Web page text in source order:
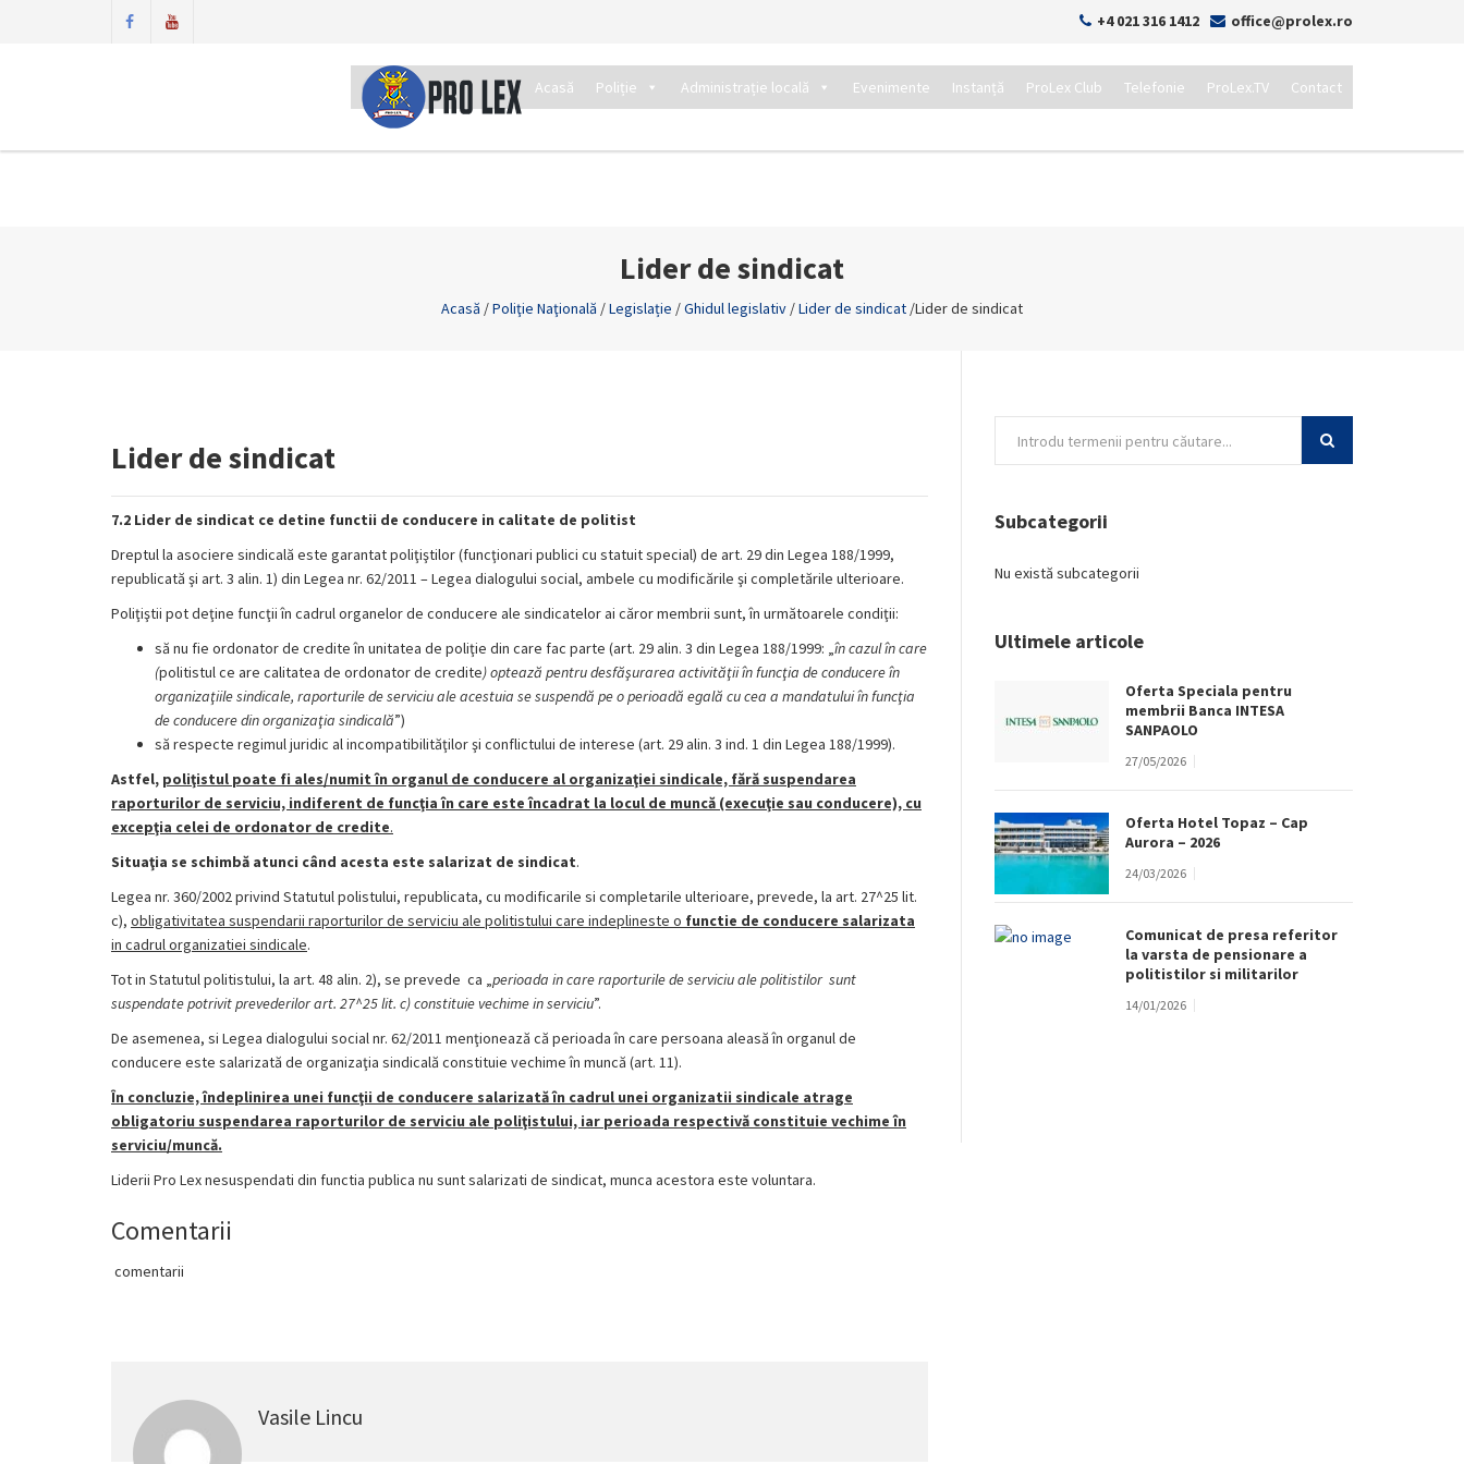
+4 021 316 1412 office@prolex.ro
Acasă Poliție Administrație locală Evenimente Instanță ProLex Club Telefonie ProLex.TV Contact
Lider de sindicat
Acasă /Poliţie Naţională /Legislație /Ghidul legislativ /Lider de sindicat /Lider de sindicat
Lider de sindicat
7.2 Lider de sindicat ce detine functii de conducere in calitate de politist
Dreptul la asociere sindicală este garantat poliţiştilor (funcţionari publici cu statuit special) de art. 29 din Legea 188/1999,
republicată şi art. 3 alin. 1) din Legea nr. 62/2011 – Legea dialogului social, ambele cu modificările şi completările ulterioare.
Poliţiştii pot deţine funcţii în cadrul organelor de conducere ale sindicatelor ai căror membrii sunt, în următoarele condiţii:
să nu fie ordonator de credite în unitatea de poliţie din care fac parte (art. 29 alin. 3 din Legea 188/1999: „în cazul în care
(politistul ce are calitatea de ordonator de credite) optează pentru desfăşurarea activităţii în funcţia de conducere în
organizaţiile sindicale, raporturile deserviciuale acestuia se suspendă pe o perioadă egală cu cea a mandatului în funcţia
de conducere din organizaţia sindicală”)
să respecte regimul juridic al incompatibilităţilor şi conflictului de interese (art. 29 alin. 3 ind. 1 din Legea 188/1999).
Astfel, poliţistul poate fi ales/numit în organul de conducere al organizaţiei sindicale, fără suspendarea
raporturilor de serviciu, indiferent de funcţia în care este încadrat la locul de muncă (execuţie sau conducere), cu
excepţia celei de ordonator de credite.
Situaţia se schimbă atunci când acesta este salarizat de sindicat.
Legea nr. 360/2002 privind Statutul polistului, republicata, cu modificarile si completarile ulterioare, prevede, la art. 27^25 lit.
c), obligativitatea suspendarii raporturilor de serviciu ale politistului care indeplineste o functie de conducere salarizata
in cadrul organizatiei sindicale.
Tot in Statutul politistului, la art. 48 alin. 2), se prevede ca „perioada in care raporturile de serviciu ale politistilor sunt
suspendate potrivit prevederilor art. 27^25 lit. c) constituie vechime in serviciu”.
De asemenea, si Legea dialogului social nr. 62/2011 menţionează că perioada în care persoana aleasă în organul de
conducere este salarizată de organizaţia sindicală constituie vechime în muncă (art. 11).
În concluzie, îndeplinirea unei funcţii de conducere salarizată în cadrul unei organizatii sindicale atrage
obligatoriu suspendarea raporturilor de serviciu ale poliţistului, iar perioada respectivă constituie vechime în
serviciu/muncă.
Liderii Pro Lex nesuspendati din functia publica nu sunt salarizati de sindicat, munca acestora este voluntara.
Comentarii
comentarii
Vasile Lincu
Subcategorii
Nu există subcategorii
Ultimele articole
Oferta Speciala pentru
membrii Banca INTESA
SANPAOLO
27/05/2026
Oferta Hotel Topaz – Cap
Aurora – 2026
24/03/2026
Comunicat de presa referitor
la varsta de pensionare a
politistilor si militarilor
14/01/2026